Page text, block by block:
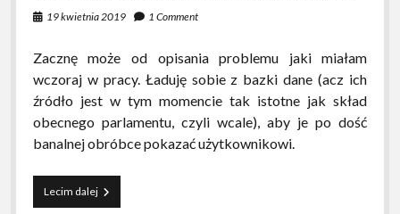
19 kwietnia 2019 1 Comment
Zacznę może od opisania problemu jaki miałam
wczoraj w pracy. Ładuję sobie z bazki dane (acz ich
źródło jest w tym momencie tak istotne jak skład
obecnego parlamentu, czyli wcale), aby je po dość
banalnej obróbce pokazać użytkownikowi.
Lecim dalej„Czytaj
komunikaty”